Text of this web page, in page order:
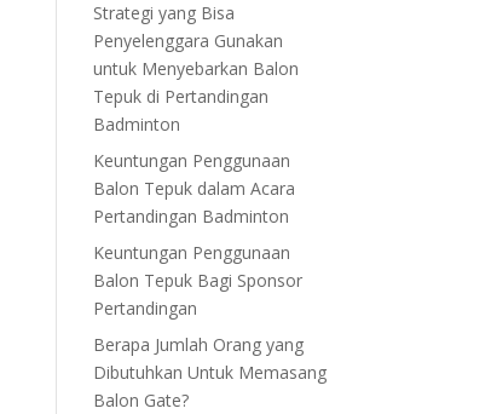
Strategi yang Bisa
Penyelenggara Gunakan
untuk Menyebarkan Balon
Tepuk di Pertandingan
Badminton
Keuntungan Penggunaan
Balon Tepuk dalam Acara
Pertandingan Badminton
Keuntungan Penggunaan
Balon Tepuk Bagi Sponsor
Pertandingan
Berapa Jumlah Orang yang
Dibutuhkan Untuk Memasang
Balon Gate?